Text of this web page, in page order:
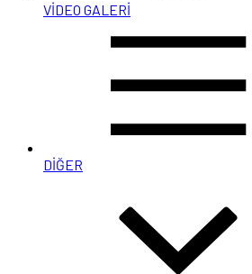
VİDEO GALERİ
DİĞER